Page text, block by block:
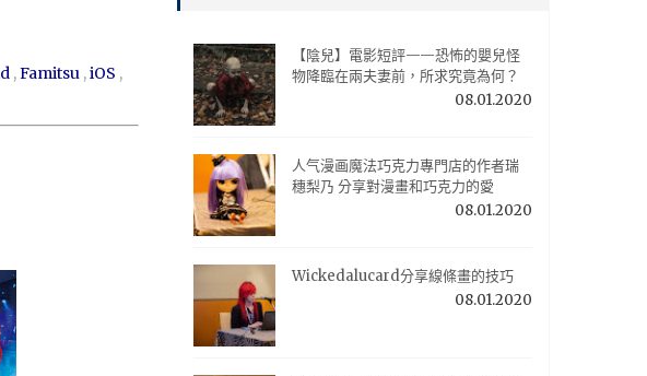
,Famitsu ,iOS ,
【陰兒】電影短評——恐怖的嬰兒怪
物降臨在兩夫妻前，所求究竟為何？
08.01.2020
人气漫画魔法巧克力專門店的作者瑞
穗梨乃 分享對漫畫和巧克力的愛
08.01.2020
Wickedalucard分享線條畫的技巧
08.01.2020